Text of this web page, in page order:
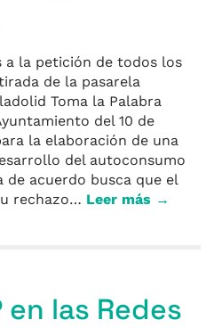
a la petición de todos los
de la pasarela
Toma la Palabra
del 10 de
la elaboración de una
del autoconsumo
acuerdo busca que el
rechazo… Leer más →
en las Redes